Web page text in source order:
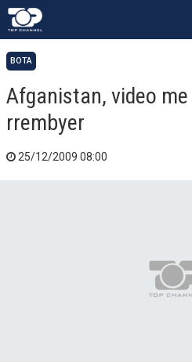
BOTA
Afganistan, video
rrembyer
25/12/2009 08:00